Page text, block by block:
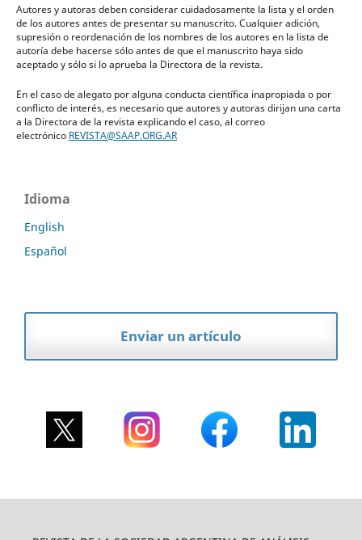
Autores y autoras deben considerar cuidadosamente la lista y el orden
de los autores antes de presentar su manuscrito. Cualquier adición,
supresión o reordenación de los nombres de los autores en la lista de
autoría debe hacerse sólo antes de que el manuscrito haya sido
aceptado y sólo si lo aprueba la Directora de la revista.
En el caso de alegato por alguna conducta científica inapropiada o por
conflicto de interés, es necesario que autores y autoras dirijan una carta
a la Directora de la revista explicando el caso, al correo
electrónico REVISTA@SAAP.ORG.AR
Idioma
English
Español
Enviar un artículo